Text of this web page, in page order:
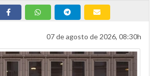
07 de agosto de 2026, 08:30h